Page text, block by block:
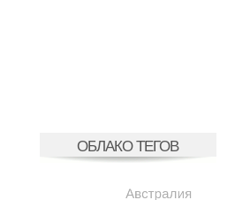
ОБЛАКО ТЕГОВ